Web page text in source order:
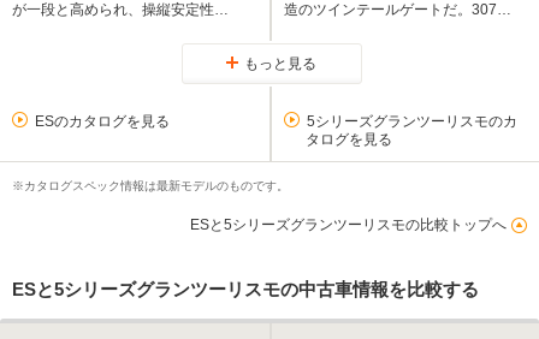
が一段と高められ、操縦安定性…
造のツインテールゲートだ。307…
もっと見る
ESのカタログを見る
5シリーズグランツーリスモのカ
タログを見る
※カタログスペック情報は最新モデルのものです。
ESと5シリーズグランツーリスモの比較トップへ
ESと5シリーズグランツーリスモの中古車情報を比較する